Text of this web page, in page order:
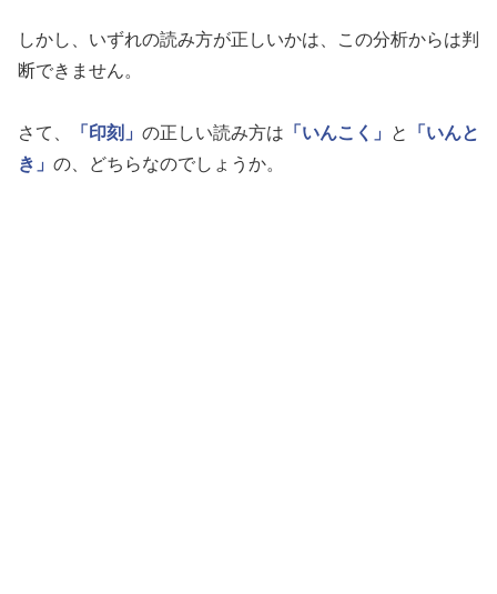
しかし、いずれの読み方が正しいかは、この分析からは判
断できません。
さて、 「印刻」 の正しい読み方は 「いんこく」 と
「いんと
き」 の、どちらなのでしょうか。